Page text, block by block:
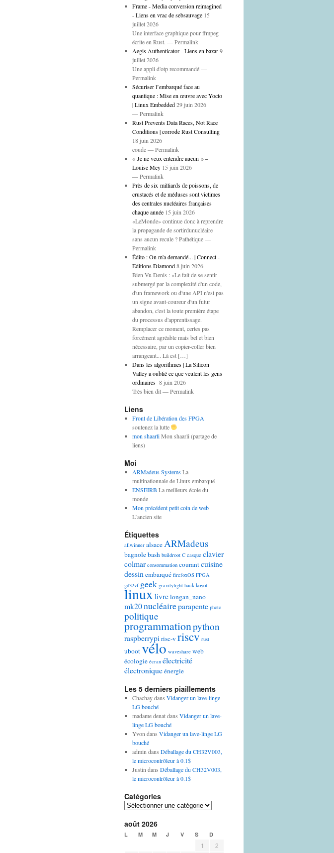
Frame - Media conversion reimagined
- Liens en vrac de sebsauvage 15
juillet 2026
Une interface graphique pour ffmpeg
écrite en Rust. — Permalink
Aegis Authenticator - Liens en bazar 9
juillet 2026
Une appli d'otp recommandé —
Permalink
Sécuriser l’embarqué face au
quantique : Mise en œuvre avec Yocto
| Linux Embedded 29 juin 2026
— Permalink
Rust Prevents Data Races, Not Race
Conditions | corrode Rust Consulting
18 juin 2026
coude — Permalink
« Je ne veux entendre aucun » –
Louise Mey 15 juin 2026
— Permalink
Près de six milliards de poissons, de
crustacés et de méduses sont victimes
des centrales nucléaires françaises
chaque année 15 juin 2026
«LeMonde» continue donc à reprendre
la propagande de sortirdunucléaire
sans aucun recule ? Pathétique —
Permalink
Édito : On m'a demandé... | Connect -
Editions Diamond 8 juin 2026
Bien Vu Denis : «Le fait de se sentir
submergé par la complexité d'un code,
d'un framework ou d'une API n'est pas
un signe avant-coureur d'un futur
abandon, c'est la toute première étape
du processus d'apprentissage.
Remplacer ce moment, certes pas
forcément agréable mais bel et bien
nécessaire, par un copier-coller bien
arrangeant... Là est […]
Dans les algorithmes | La Silicon
Valley a oublié ce que veulent les gens
ordinaires 8 juin 2026
Très bien dit — Permalink
Liens
Front de Libération des FPGA
soutenez la lutte
mon shaarliMon shaarli (partage de
liens)
Moi
ARMadeus SystemsLa
multinationnale de Linux embarqué
ENSEIRB La meilleurs école du
monde
Mon précédent petit coin de web
L’ancien site
Étiquettes
allwinner alsaceARMadeus
bagnolebash buildroot C casque clavier
colmar consommation courantcuisine
dessin embarqué firefoxOS FPGA
gd32vf geek gravitylight hack koyot
linuxlivrelongan_nano
mk20nucléaireparapente photo
politique
programmationpython
raspberrypi risc-vriscv rust
ubootvélo waveshare web
écologie écran électricité
électroniqueénergie
Les 5 derniers piaillements
Chachaydans Vidanger un lave-linge
LG bouché
madame denatdans Vidanger un lave-
linge LG bouché
Yvon dans Vidanger un lave-linge LG
bouché
admin dans Déballage du CH32V003,
le microcontrôleur à 0.1$
Justin dans Déballage du CH32V003,
le microcontrôleur à 0.1$
Catégories
Catégories
août 2026
L M M J V S D
1 2